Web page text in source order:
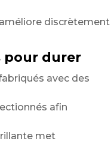
améliore discrètement
pour durer
avec des
afin
met